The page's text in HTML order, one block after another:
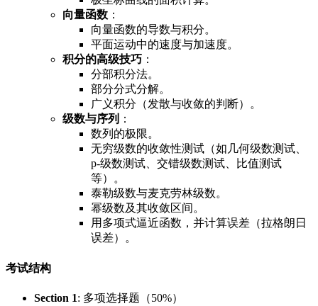
向量函数 ：
向量函数的导数与积分。
平面运动中的速度与加速度。
积分的高级技巧 ：
分部积分法。
部分分式分解。
广义积分（发散与收敛的判断）。
级数与序列 ：
数列的极限。
无穷级数的收敛性测试（如几何级数测试、
p-级数测试、交错级数测试、比值测试
等）。
泰勒级数与麦克劳林级数。
幂级数及其收敛区间。
用多项式逼近函数，并计算误差（拉格朗日
误差）。
考试结构
Section 1: 多项选择题（50%）